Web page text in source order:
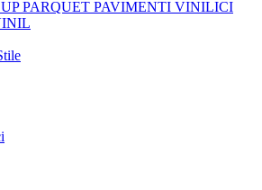
PARQUET PAVIMENTI VINILICI